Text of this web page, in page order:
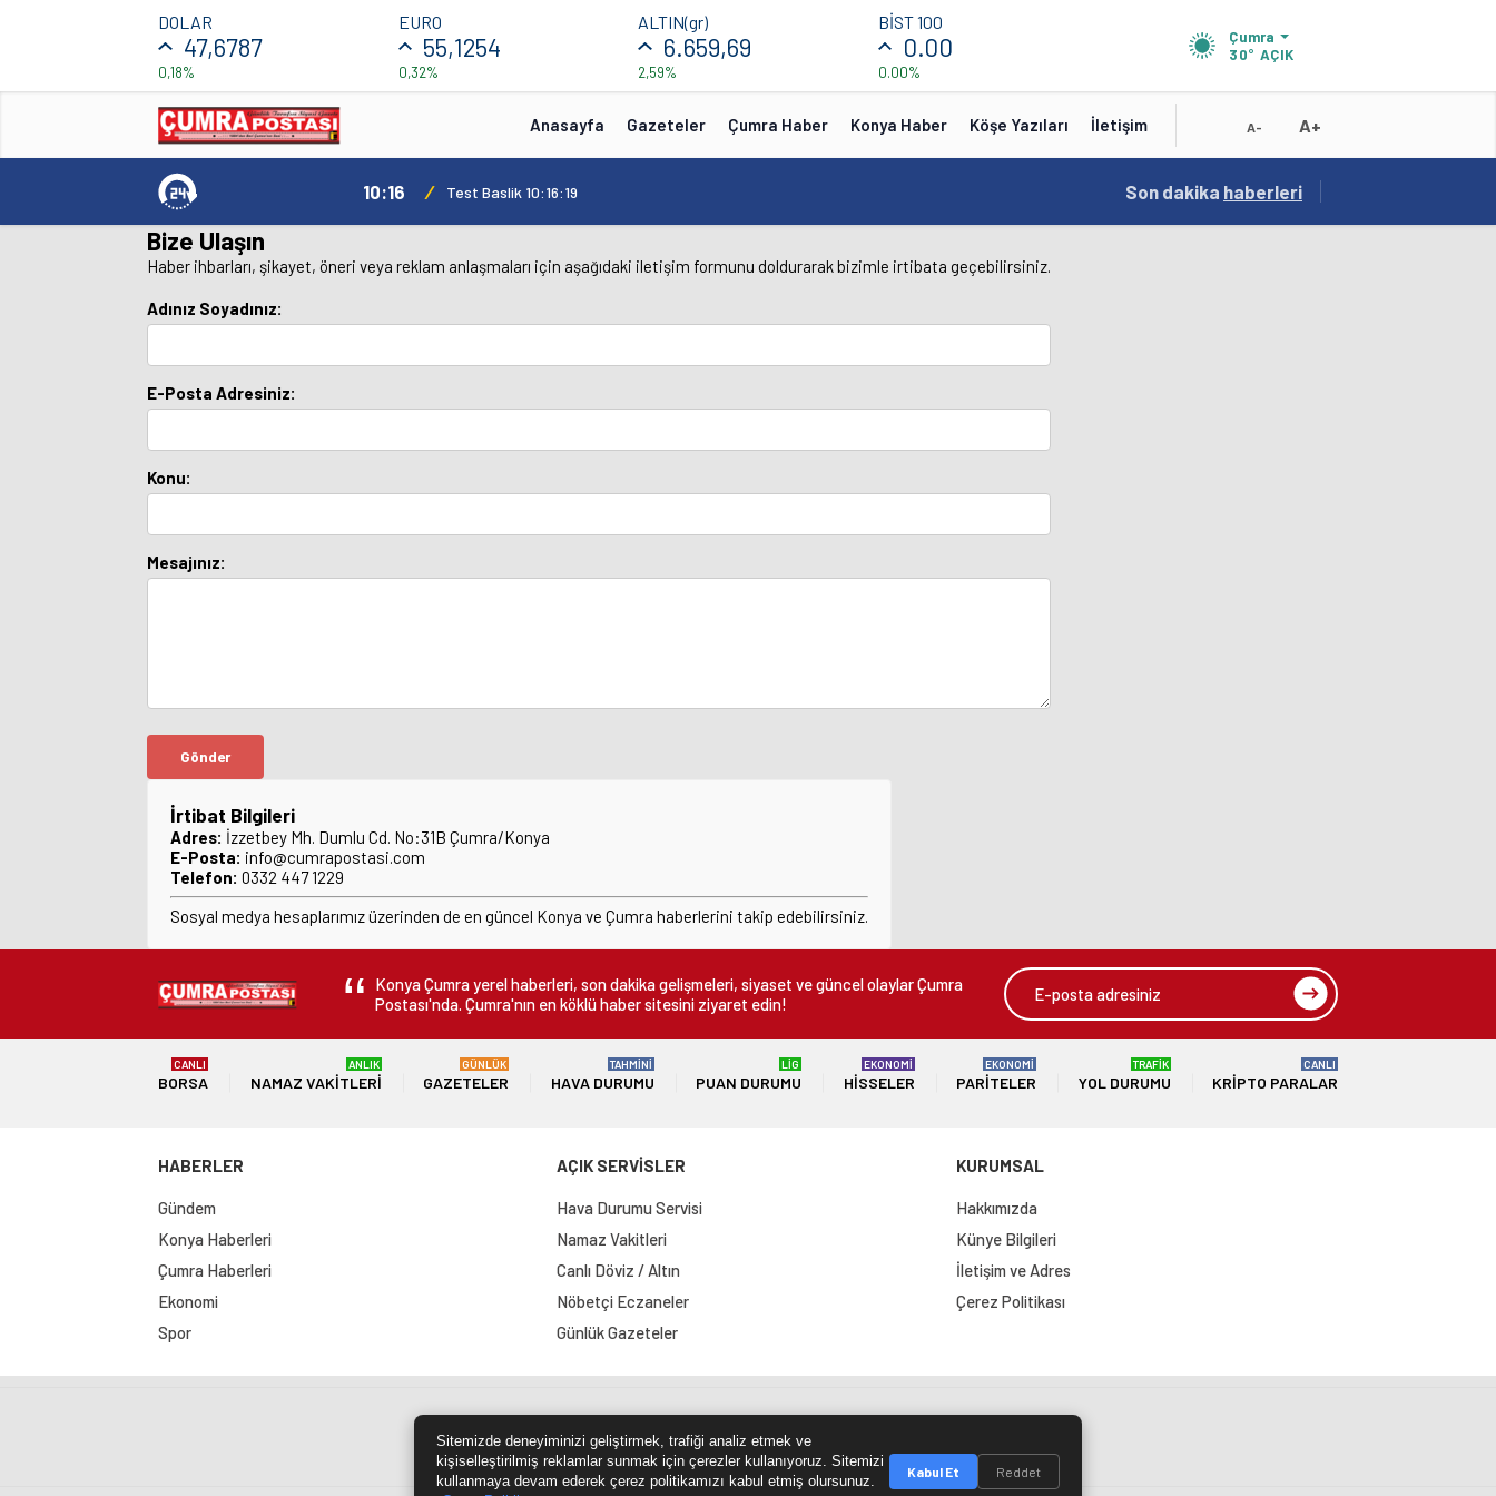
DOLAR
47,6787
0,18%
EURO
55,1254
0,32%
ALTIN(gr)
6.659,69
2,59%
BİST 100
0.00
0.00%
Çumra
30° AÇIK
Anasayfa Gazeteler Çumra Haber Konya Haber Köşe Yazıları İletişim A- A+
10:16 Test Baslik 10:16:19 15:41 / Test
Son dakika haberleri
Bize Ulaşın
Haber ihbarları, şikayet, öneri veya reklam anlaşmaları için aşağıdaki iletişim formunu doldurarak bizimle irtibata geçebilirsiniz.
Adınız Soyadınız:
E-Posta Adresiniz:
Konu:
Mesajınız:
Gönder
İrtibat Bilgileri
Adres: İzzetbey Mh. Dumlu Cd. No:31B Çumra/Konya
E-Posta: info@cumrapostasi.com
Telefon: 0332 447 1229
Sosyal medya hesaplarımız üzerinden de en güncel Konya ve Çumra haberlerini takip edebilirsiniz.
Konya Çumra yerel haberleri, son dakika gelişmeleri, siyaset ve güncel olaylar Çumra
Postası'nda. Çumra'nın en köklü haber sitesini ziyaret edin!
BORSA
CANLI
NAMAZ VAKITLERI
ANLIK
GAZETELER
GÜNLÜK
HAVA DURUMU
TAHMİNİ
PUAN DURUMU
LİG
HISSELER
EKONOMİ
PARITELER
EKONOMİ
YOL DURUMU
TRAFİK
KRIPTO PARALAR
CANLI
HABERLER
Gündem
Konya Haberleri
Çumra Haberleri
Ekonomi
Spor
AÇIK SERVİSLER
Hava Durumu Servisi
Namaz Vakitleri
Canlı Döviz / Altın
Nöbetçi Eczaneler
Günlük Gazeteler
KURUMSAL
Hakkımızda
Künye Bilgileri
İletişim ve Adres
Çerez Politikası
Site Haritası RSS Kaynağı Çumra Postası
Sitemizde deneyiminizi geliştirmek, trafiği analiz etmek ve
kişiselleştirilmiş reklamlar sunmak için çerezler kullanıyoruz. Sitemizi
kullanmaya devam ederek çerez politikamızı kabul etmiş olursunuz.
Kabul Et Reddet